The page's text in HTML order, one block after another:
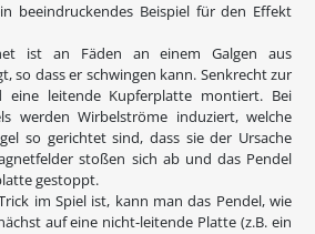
beeindruckendes Beispiel für den Effekt
ist an Fäden an einem Galgen aus
so dass er schwingen kann. Senkrecht zur
eine leitende Kupferplatte montiert. Bei
werden Wirbelströme induziert, welche
so gerichtet sind, dass sie der Ursache
stoßen sich ab und das Pendel
gestoppt.
im Spiel ist, kann man das Pendel, wie
auf eine nicht-leitende Platte (z.B. ein